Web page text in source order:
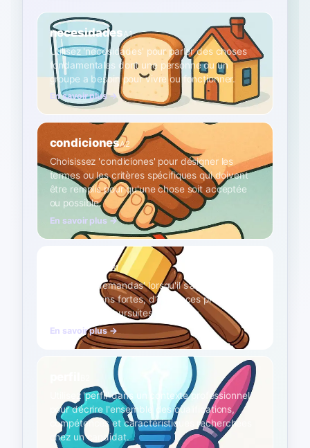
necesidadesA1
Utilisez 'necesidades' pour parler des choses
fondamentales dont une personne ou un
groupe a besoin pour vivre ou fonctionner.
En savoir plus →
condicionesA2
Choisissez 'condiciones' pour désigner les
termes ou les critères spécifiques qui doivent
être remplis pour qu'une chose soit acceptée
ou possible.
En savoir plus →
B1
Employez 'demandas' lorsqu'il s'agit de
revendications fortes, d'exigences pressantes
ou même de poursuites judiciaires.
En savoir plus →
Utilisez 'perfil' dans un contexte professionnel
pour décrire l'ensemble des qualifications,
compétences et caractéristiques recherchées
chez un candidat.